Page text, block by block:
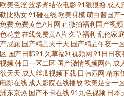
本高清不卡网站 黄色免费高清网站 波多野
频 国产天天操天天爽 99人人操 网站96熟
91视频观看入口 日韩性爱AⅤ 日韩成人综
WWWW 91N污 天天肏屄一网 麻豆狼人伊
欧美色淫波多野结依电影91狠狠撸 成人
勒比熟女91碰在线欧美裸模萌白酱国产
免费免费黄色A片网址 微拍福利国产视频
色花堂在线免费黄A片 久草福利 乱伦家庭
产屁屁 国产精品天干天 国产精品午夜一
区 国产日韩91 久草福利视频网 91日日夜
视频韩日一区二区 国产激情视频网站 成
欲天天 成人丝瓜视频下载 日韩逼网 精东
电影在线 成人影院在线播放欧美足交一
洲东京热 国产不卡在线91九色视频 日本